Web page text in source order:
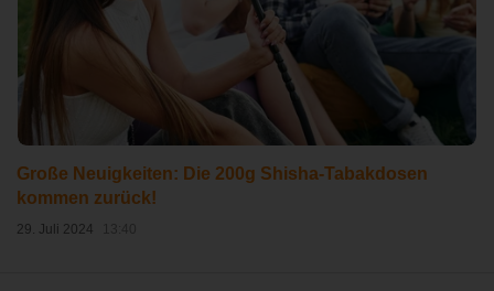
Große Neuigkeiten: Die 200g Shisha-Tabakdosen
kommen zurück!
29. Juli 2024